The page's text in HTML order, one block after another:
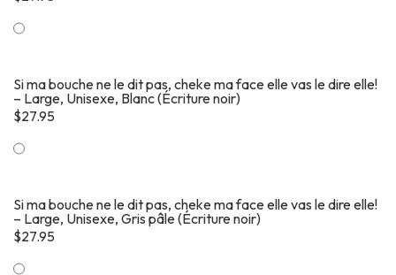
Si ma bouche ne le dit pas, cheke ma face elle vas le dire elle!
– Large, Unisexe, Blanc (Écriture noir)
$27.95
Si ma bouche ne le dit pas, cheke ma face elle vas le dire elle!
– Large, Unisexe, Gris pâle (Écriture noir)
$27.95